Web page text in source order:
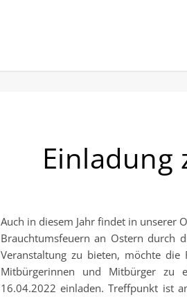
Einladung
Auch in diesem Jahr findet in unserer
Brauchtumsfeuern an Ostern durch
Veranstaltung zu bieten, möchte
Mitbürgerinnen und Mitbürger zu
16.04.2022 einladen. Treffpunkt ist